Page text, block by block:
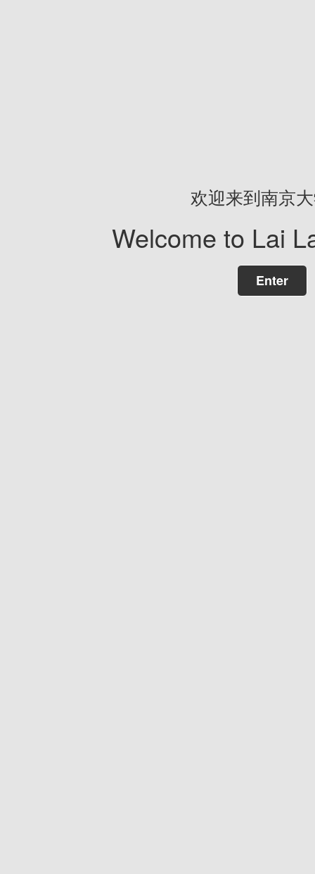
欢迎来到南京
Welcome to Lai
Enter